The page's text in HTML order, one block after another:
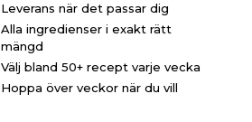
Leverans när det passar dig
Alla ingredienser i exakt rätt
mängd
Välj bland 50+ recept varje vecka
Hoppa över veckor när du vill